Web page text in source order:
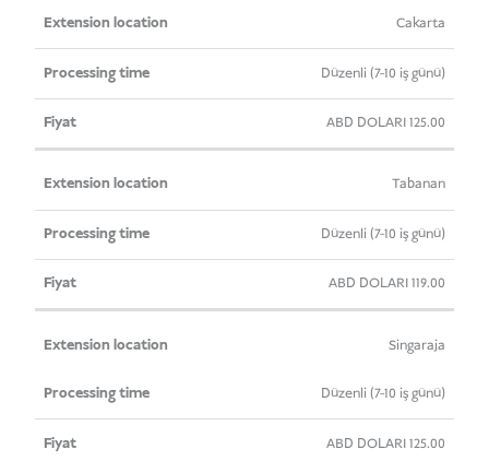
Cakarta
Düzenli (7-10 iş günü)
ABD DOLARI125.00
Tabanan
Düzenli (7-10 iş günü)
ABD DOLARI119.00
Singaraja
Düzenli (7-10 iş günü)
ABD DOLARI125.00